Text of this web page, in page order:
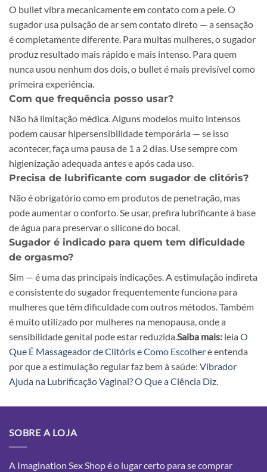
O bullet vibra mecanicamente em contato com a pele. O
sugador usa pulsação de ar sem contato direto — a sensação
é completamente diferente. Para muitas mulheres, o sugador
produz resultado mais rápido e mais intenso. Para quem
nunca usou nenhum dos dois, o bullet é mais previsível como
primeira experiência.
Com que frequência posso usar?
Não há limitação médica. Alguns modelos muito intensos
podem causar hipersensibilidade temporária — se isso
acontecer, faça uma pausa de 1 a 2 dias. Use sempre com
higienização adequada antes e após cada uso.
Precisa de lubrificante com sugador de clitóris?
Não é obrigatório como em produtos de penetração, mas
pode aumentar o conforto. Se usar, prefira lubrificante à base
de água para preservar o silicone do bocal.
Sugador é indicado para quem tem dificuldade
de orgasmo?
Sim — é uma das principais indicações. A estimulação indireta
e consistente do sugador frequentemente funciona para
mulheres que têm dificuldade com outros métodos. Também
é muito utilizado por mulheres na menopausa, onde a
sensibilidade genital pode estar reduzida.Saiba mais: leia O
Que É Massageador de Clitóris e Como Escolhere entenda
por que a estimulação regular faz bem à saúde: Vibrador
Ajuda na Lubrificação Vaginal? O Que a Ciência Diz.
SOBRE A LOJA
A Imagination Sex Shop é o lugar certo para se comprar